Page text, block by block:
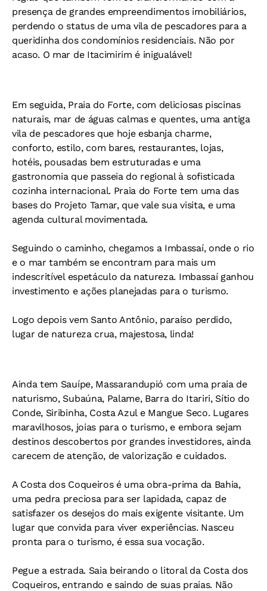
presença de grandes empreendimentos imobiliários,
perdendo o status de uma vila de pescadores para a
queridinha dos condomínios residenciais. Não por
acaso. O mar de Itacimirim é inigualável!
Em seguida, Praia do Forte, com deliciosas piscinas
naturais, mar de águas calmas e quentes, uma antiga
vila de pescadores que hoje esbanja charme,
conforto, estilo, com bares, restaurantes, lojas,
hotéis, pousadas bem estruturadas e uma
gastronomia que passeia do regional à sofisticada
cozinha internacional. Praia do Forte tem uma das
bases do Projeto Tamar, que vale sua visita, e uma
agenda cultural movimentada.
Seguindo o caminho, chegamos a Imbassaí, onde o rio
e o mar também se encontram para mais um
indescritível espetáculo da natureza. Imbassaí ganhou
investimento e ações planejadas para o turismo.
Logo depois vem Santo Antônio, paraíso perdido,
lugar de natureza crua, majestosa, linda!
Ainda tem Sauípe, Massarandupió com uma praia de
naturismo, Subaúna, Palame, Barra do Itariri, Sítio do
Conde, Siribinha, Costa Azul e Mangue Seco. Lugares
maravilhosos, joias para o turismo, e embora sejam
destinos descobertos por grandes investidores, ainda
carecem de atenção, de valorização e cuidados.
A Costa dos Coqueiros é uma obra-prima da Bahia,
uma pedra preciosa para ser lapidada, capaz de
satisfazer os desejos do mais exigente visitante. Um
lugar que convida para viver experiências. Nasceu
pronta para o turismo, é essa sua vocação.
Pegue a estrada. Saia beirando o litoral da Costa dos
Coqueiros, entrando e saindo de suas praias. Não